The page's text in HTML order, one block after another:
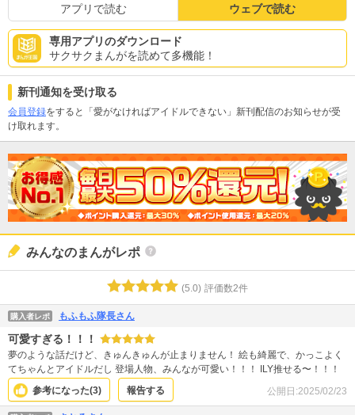
アプリで読む ウェブで読む
専用アプリのダウンロード
サクサクまんがを読めて多機能！
新刊通知を受け取る
会員登録をすると「愛がなければアイドルできない」新刊配信のお知らせが受
け取れます。
みんなのまんがレポ
(5.0) 評価数2件
購入者レポ もふもふ隊長さん
可愛すぎる！！！
夢のような話だけど、きゅんきゅんが止まりません！ 絵も綺麗で、かっこよく
てちゃんとアイドルだし 登場人物、みんなが可愛い！！！ ILY推せる〜！！！
参考になった(3) 報告する 公開日:2025/02/23